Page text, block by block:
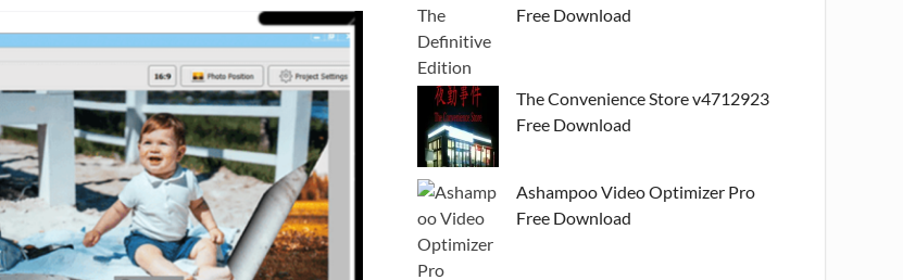
Free Download
The Convenience Store v4712923
Free Download
Ashampoo Video Optimizer Pro
Free Download